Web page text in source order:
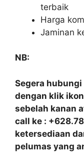
terbaik
Harga
Jaminan
NB:
Segera
dengan klik
sebelah kanan
call ke :
ketersediaan
pelumas yang